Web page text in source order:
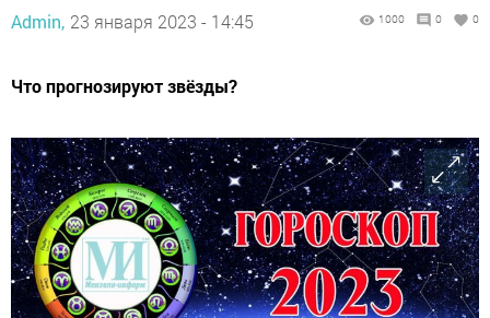
Admin, 23 января 2023 - 14:45 1000 0 0
Что прогнозируют звёзды?